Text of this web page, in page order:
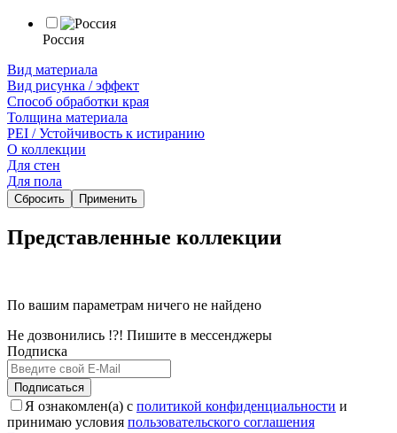
Россия
Вид материала
Вид рисунка / эффект
Способ обработки края
Толщина материала
PEI / Устойчивость к истиранию
О коллекции
Для стен
Для пола
Сбросить Применить
Представленные коллекции
По вашим параметрам ничего не найдено
Не дозвонились !?! Пишите в мессенджеры
Подписка
Подписаться
Я ознакомлен(а) с политикой конфиденциальности и
принимаю условия пользовательского соглашения